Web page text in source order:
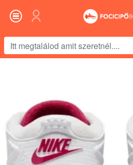
megtalálod